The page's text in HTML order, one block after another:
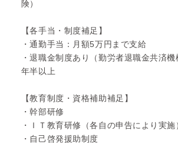
険）
【各手当・制度補足】
・通勤手当：月額5万円まで支給
・退職金制度あり（勤労者退職金共済
年半以上
【教育制度・資格補助補足】
・幹部研修
・ＩＴ教育研修（各自の申告により実施
・自己啓発援助制度